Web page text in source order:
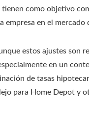
tienen como objetivo
en el mercado
estos ajustes son
en un
de tasas
para Home Depot y